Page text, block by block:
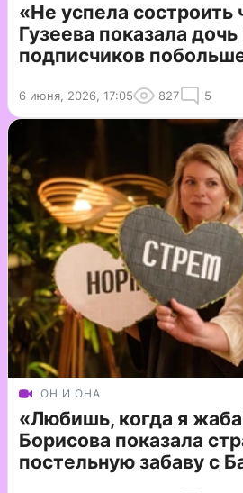
«Не успела состроить
Гузеева показала
подписчиков
6 июня, 2026, 17:05 827 5
ОН И ОНА
«Любишь, когда я
Борисова показала
постельную забаву с